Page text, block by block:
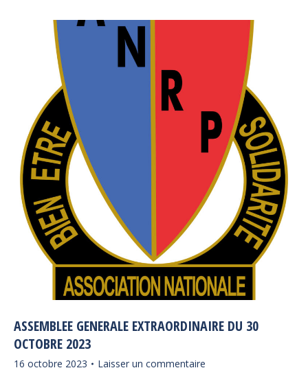
ASSEMBLEE GENERALE EXTRAORDINAIRE DU 30
OCTOBRE 2023
16 octobre 2023 Laisser un commentaire